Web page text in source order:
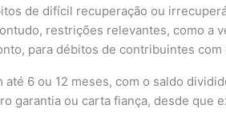
de difícil recuperação ou
restrições relevantes, como
para débitos de contribuintes
6 ou 12 meses, com o saldo
garantia ou carta fiança, desde